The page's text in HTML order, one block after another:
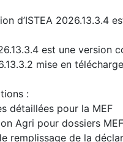
d’ISTEA 2026.13.3.4
est une version
mise en
:
détaillées pour la MEF
Agri pour dossiers MEF
remplissage de la